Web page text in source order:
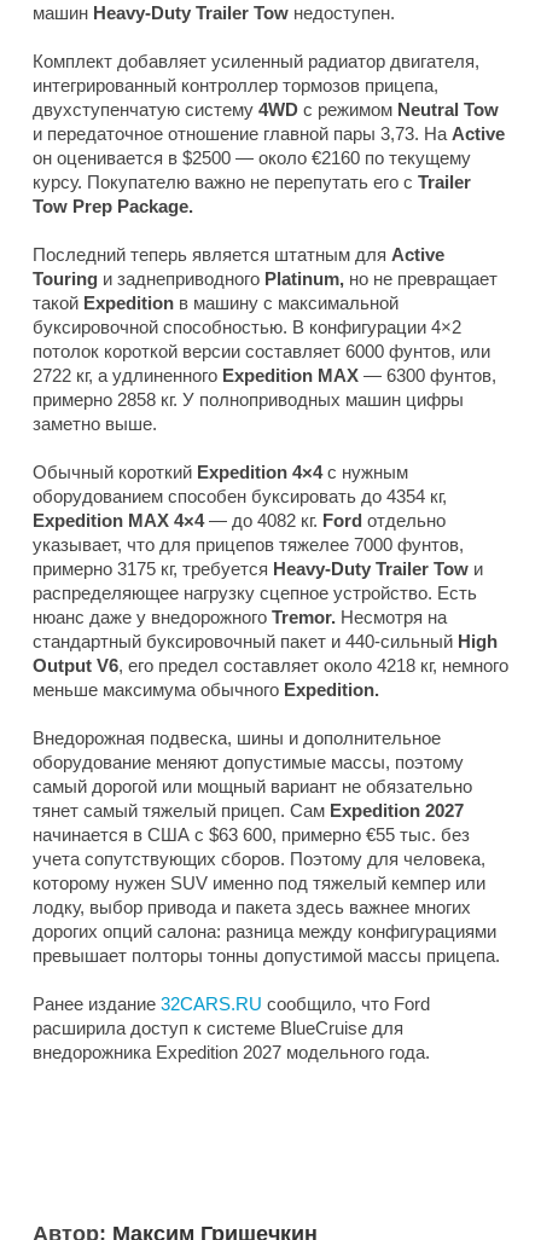
машин Heavy-Duty Trailer Tow недоступен.
Комплект добавляет усиленный радиатор двигателя,
интегрированный контроллер тормозов прицепа,
двухступенчатую систему 4WD с режимом Neutral Tow
и передаточное отношение главной пары 3,73. На Active
он оценивается в $2500 — около €2160 по текущему
курсу. Покупателю важно не перепутать его с Trailer
Tow Prep Package.
Последний теперь является штатным для Active
Touring и заднеприводного Platinum, но не превращает
такой Expedition в машину с максимальной
буксировочной способностью. В конфигурации 4×2
потолок короткой версии составляет 6000 фунтов, или
2722 кг, а удлиненного Expedition MAX — 6300 фунтов,
примерно 2858 кг. У полноприводных машин цифры
заметно выше.
Обычный короткий Expedition 4×4с нужным
оборудованием способен буксировать до 4354 кг,
Expedition MAX 4×4— до 4082 кг. Ford отдельно
указывает, что для прицепов тяжелее 7000 фунтов,
примерно 3175 кг, требуется Heavy-Duty Trailer Tow и
распределяющее нагрузку сцепное устройство. Есть
нюанс даже у внедорожного Tremor. Несмотря на
стандартный буксировочный пакет и 440-сильный High
Output V6, его предел составляет около 4218 кг, немного
меньше максимума обычного Expedition.
Внедорожная подвеска, шины и дополнительное
оборудование меняют допустимые массы, поэтому
самый дорогой или мощный вариант не обязательно
тянет самый тяжелый прицеп. Сам Expedition 2027
начинается в США с $63 600, примерно €55 тыс. без
учета сопутствующих сборов. Поэтому для человека,
которому нужен SUV именно под тяжелый кемпер или
лодку, выбор привода и пакета здесь важнее многих
дорогих опций салона: разница между конфигурациями
превышает полторы тонны допустимой массы прицепа.
Ранее издание 32CARS.RU сообщило, что Ford
расширила доступ к системе BlueCruise для
внедорожника Expedition 2027 модельного года.
Автор: Максим Гришечкин